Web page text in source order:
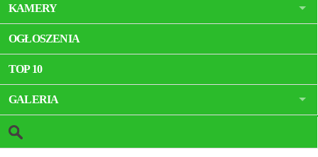
KAMERY
OGŁOSZENIA
TOP 10
GALERIA